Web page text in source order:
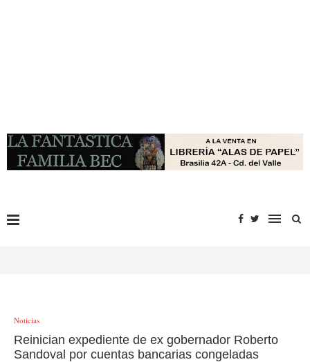
Noticias
Reinician expediente de ex gobernador Roberto
Sandoval por cuentas bancarias congeladas